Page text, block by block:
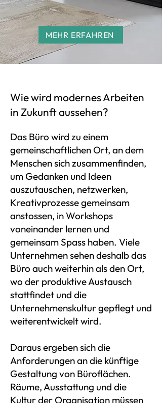
MEHR ERFAHREN
Wie wird modernes Arbeiten
in Zukunft aussehen?
Das Büro wird zu einem
gemeinschaftlichen Ort, an dem
Menschen sich zusammenfinden,
um Gedanken und Ideen
auszutauschen, netzwerken,
Kreativprozesse gemeinsam
anstossen, in Workshops
voneinander lernen und
gemeinsam Spass haben. Viele
Unternehmen sehen deshalb das
Büro auch weiterhin als den Ort,
wo der produktive Austausch
stattfindet und die
Unternehmenskultur gepflegt und
weiterentwickelt wird.
Daraus ergeben sich die
Anforderungen an die künftige
Gestaltung von Büroflächen.
Räume, Ausstattung und die
Kultur der Organisation müssen